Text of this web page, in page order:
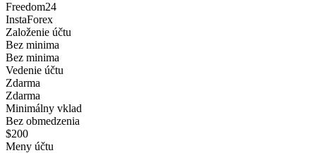
Freedom24
InstaForex
Založenie účtu
Bez minima
Bez minima
Vedenie účtu
Zdarma
Zdarma
Minimálny vklad
Bez obmedzenia
$200
Meny účtu